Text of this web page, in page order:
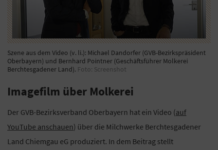
Szene aus dem Video (v. li.): Michael Dandorfer (GVB-Bezirkspräsident
Oberbayern) und Bernhard Pointner (Geschäftsführer Molkerei
Berchtesgadener Land). Foto: Screenshot
Imagefilm über Molkerei
Der GVB-Bezirksverband Oberbayern hat ein Video (auf
YouTube anschauen) über die Milchwerke Berchtesgadener
Land Chiemgau eG produziert. In dem Beitrag stellt